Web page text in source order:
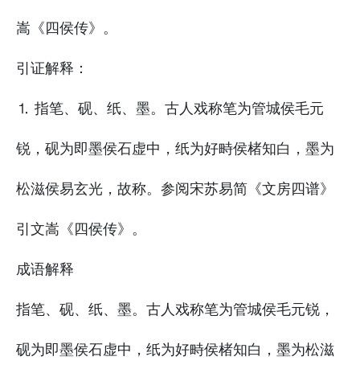
嵩《四侯传》。
引证解释：
⒈ 指笔、砚、纸、墨。古人戏称笔为管城侯毛元
锐，砚为即墨侯石虚中，纸为好畤侯楮知白，墨为
松滋侯易玄光，故称。参阅宋苏易简《文房四谱》
引文嵩《四侯传》。
成语解释
指笔、砚、纸、墨。古人戏称笔为管城侯毛元锐，
砚为即墨侯石虚中，纸为好畤侯楮知白，墨为松滋